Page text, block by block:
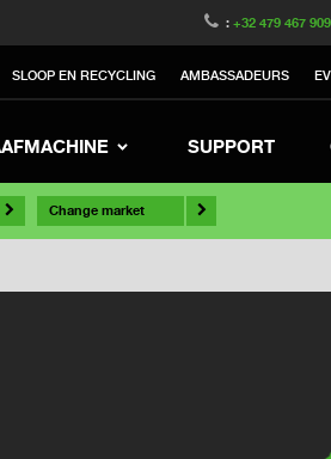
:+32 479 467 909
SLOOP EN RECYCLING AMBASSADEURS
SUPPORT
Change market